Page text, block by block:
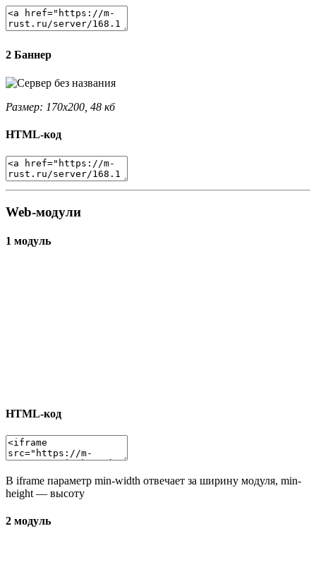
2 Баннер
Размер: 170x200, 48 кб
HTML-код
Web-модули
1 модуль
HTML-код
В iframe параметр min-width отвечает за ширину модуля, min-
height — высоту
2 модуль